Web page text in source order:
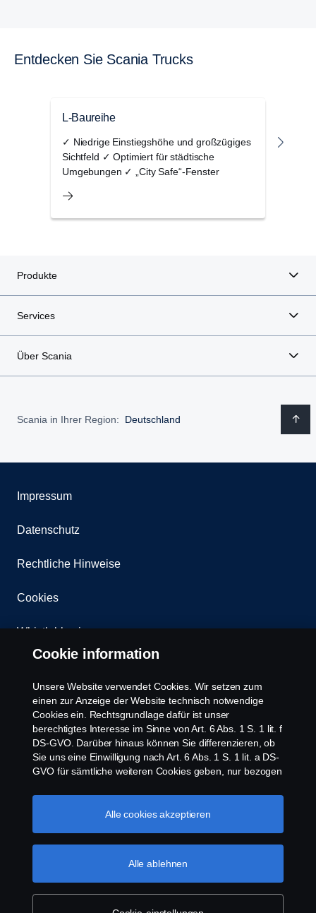
Entdecken Sie Scania Trucks
L-Baureihe
✓ Niedrige Einstiegshöhe und großzügiges
Sichtfeld ✓ Optimiert für städtische
Umgebungen ✓ „City Safe“-Fenster
Produkte
Services
Über Scania
Scania in Ihrer Region: Deutschland
Impressum
Datenschutz
Rechtliche Hinweise
Cookies
Whistleblowing
Newsletter
Scania Cookie Richtlinie
Scania Deutschland GmbH, August-Horch-Straße
10, 56070 Koblenz, Tel. +49 261 897 0, Fax +49
261 897 7 203.
Cookie information
Unsere Website verwendet Cookies. Wir setzen zum
einen zur Anzeige der Website technisch notwendige
Cookies ein. Rechtsgrundlage dafür ist unser
berechtigtes Interesse im Sinne von Art. 6 Abs. 1 S. 1 lit. f
DS-GVO. Darüber hinaus können Sie differenzieren, ob
Sie uns eine Einwilligung nach Art. 6 Abs. 1 S. 1 lit. a DS-
GVO für sämtliche weiteren Cookies geben, nur bezogen
Diese Einwilligung ist freiwillig und kann jederzeit mit
Zukunftswirkung widerrufen werden. Unsere Anbieter
Angemessenheitsbeschlusses der Europäischen
Kommission im Sinne von Art. 45 Abs. 3 DS-GVO, worin
festgelegt wurde, dass in den USA ein angemessenes
Alle ablehnen
Alle cookies akzeptieren